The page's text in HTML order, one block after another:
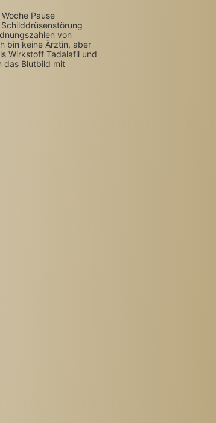
Pause
von
bin keine Ärztin, aber
Wirkstoff Tadalafil und
das Blutbild mit